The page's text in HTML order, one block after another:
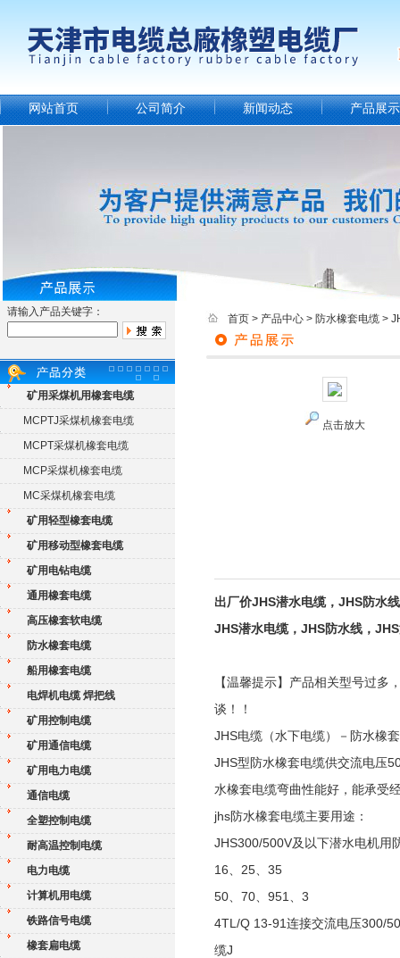
网站首页 公司简介 新闻动态 产品展示
请输入产品关键字：
矿用采煤机用橡套电缆
MCPTJ采煤机橡套电缆
MCPT采煤机橡套电缆
MCP采煤机橡套电缆
MC采煤机橡套电缆
矿用轻型橡套电缆
矿用移动型橡套电缆
矿用电钻电缆
通用橡套电缆
高压橡套软电缆
防水橡套电缆
船用橡套电缆
电焊机电缆 焊把线
矿用控制电缆
矿用通信电缆
矿用电力电缆
通信电缆
全塑控制电缆
耐高温控制电缆
电力电缆
计算机用电缆
铁路信号电缆
橡套扁电缆
首页 > 产品中心 > 防水橡套电缆 >
点击放大
出厂价JHS潜水电缆，JHS防水
JHS潜水电缆，JHS防水线，
【温馨提示】产品相关型号过
谈！！
JHS电缆（水下电缆）－防水
JHS型防水橡套电缆供交流电压
水橡套电缆弯曲性能好，能承受
jhs防水橡套电缆主要用途：
JHS300/500V及以下潜水电机用
16、25、35
50、70、951、3
4TL/Q 13-91连接交流电压300/
缆J